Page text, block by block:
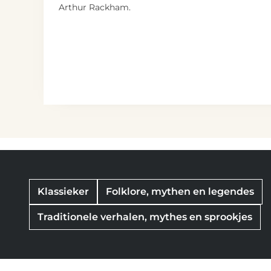
Arthur Rackham.
Klassieker Folklore, mythen en legendes
Traditionele verhalen, mythes en sprookjes